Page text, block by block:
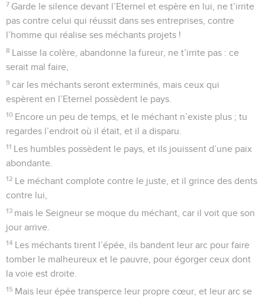
7 Garde le silence devant l’Eternel et espère en lui, ne t’irrite
pas contre celui qui réussit dans ses entreprises, contre
l’homme qui réalise ses méchants projets !
8
Laisse la colère, abandonne la fureur, ne t’irrite pas : ce
serait mal faire,
9 car les méchants seront exterminés, mais ceux qui
espèrent en l’Eternel possèdent le pays.
10 Encore un peu de temps, et le méchant n’existe plus ; tu
regardes l’endroit où il était, et il a disparu.
11
Les humbles possèdent le pays, et ils jouissent d’une paix
abondante.
12
Le méchant complote contre le juste, et il grince des dents
contre lui,
13 mais le Seigneur se moque du méchant, car il voit que son
jour arrive.
14
Les méchants tirent l’épée, ils bandent leur arc pour faire
tomber le malheureux et le pauvre, pour égorger ceux dont
la voie est droite.
15 Mais leur épée transperce leur propre cœur, et leur arc se